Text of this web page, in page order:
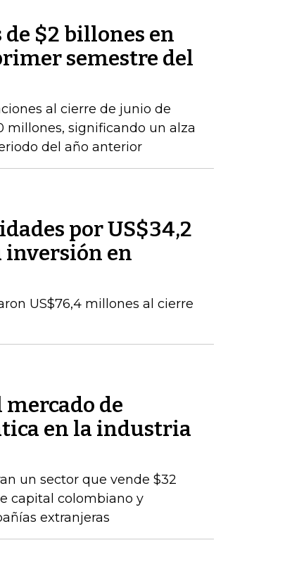
$2 billones en
semestre del
al cierre de junio de
millones, significando un alza
del año anterior
por US$34,2
inversión en
US$76,4 millones al cierre
mercado de
en la industria
un sector que vende $32
capital colombiano y
extranjeras